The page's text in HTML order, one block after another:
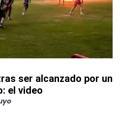
ser alcanzado por un
el video